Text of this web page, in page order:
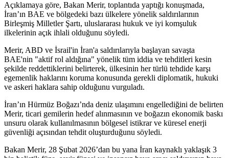
Açıklamaya göre, Bakan Merir, toplantıda yaptığı konuşmada,
İran’ın BAE ve bölgedeki bazı ülkelere yönelik saldırılarının
Birleşmiş Milletler Şartı, uluslararası hukuk ve iyi komşuluk
ilkelerinin açık ihlali olduğunu söyledi.
Merir, ABD ve İsrail'in İran'a saldırılarıyla başlayan savaşta
BAE'nin "aktif rol aldığına" yönelik tüm iddia ve tehditleri kesin
şekilde reddettiklerini belirterek, ülkesinin her türlü tehdide karşı
egemenlik haklarını koruma konusunda gerekli diplomatik, hukuki
ve askeri haklara sahip olduğunu vurguladı.
İran’ın Hürmüz Boğazı’nda deniz ulaşımını engellediğini de belirten
Merir, ticari gemilerin hedef alınmasının ve boğazın ekonomik baskı
unsuru olarak kullanılmasının bölgesel istikrar ve küresel enerji
güvenliği açısından tehdit oluşturduğunu söyledi.
Bakan Merir, 28 Şubat 2026’dan bu yana İran kaynaklı yaklaşık 3